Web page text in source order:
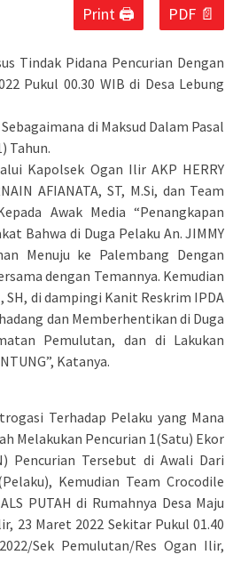
Print 🖨 PDF 📄
Tindak Pidana Pencurian Dengan
Pukul 00.30 WIB di Desa Lebung
di Maksud Dalam Pasal
Tahun.
Kapolsek Ogan Ilir AKP HERRY
AFIANATA, ST, M.Si, dan Team
Awak Media “Penangkapan
Bahwa di Duga Pelaku An. JIMMY
Menuju ke Palembang Dengan
dengan Temannya. Kemudian
SH, di dampingi Kanit Reskrim IPDA
dan Memberhentikan di Duga
Pemulutan, dan di Lakukan
Katanya.
Terhadap Pelaku yang Mana
Melakukan Pencurian 1(Satu) Ekor
Pencurian Tersebut di Awali Dari
Kemudian Team Crocodile
PUTAH di Rumahnya Desa Maju
23 Maret 2022 Sekitar Pukul 01.40
Sek Pemulutan/Res Ogan Ilir,